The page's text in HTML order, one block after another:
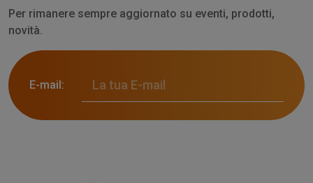
Per rimanere sempre aggiornato su eventi, prodotti,
novità.
E-mail: